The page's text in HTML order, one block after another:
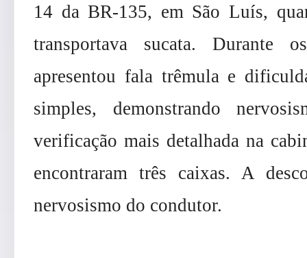
14 da BR-135, em São Luís,
transportava sucata. Durante
apresentou fala trêmula e
simples, demonstrando
verificação mais detalhada na
encontraram três caixas. A
nervosismo do condutor.